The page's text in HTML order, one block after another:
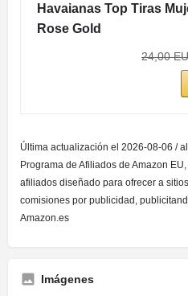
Havaianas Top Tiras
Rose Gold
24,00
Última actualización el 2026-08-06 /
Programa de Afiliados de Amazon
afiliados diseñado para ofrecer a
comisiones por publicidad,
Amazon.es
Imágenes